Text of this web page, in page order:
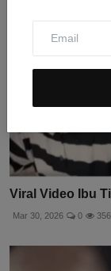
Viral Video Ibu
Mar 30, 2026 0 356